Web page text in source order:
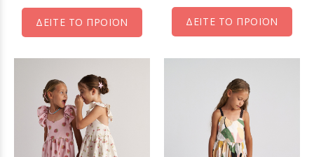
ΔΕΙΤΕ ΤΟ ΠΡΟΪΟΝ ΔΕΙΤΕ ΤΟ ΠΡΟΪΟΝ